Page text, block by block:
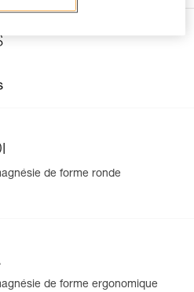
de forme ronde
de forme ergonomique